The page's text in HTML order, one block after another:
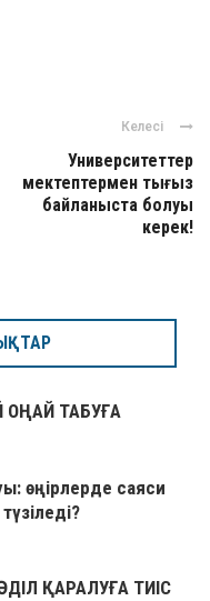
Келесі
Университеттер
мектептермен тығыз
байланыста болуы
керек!
ОҢАЙ ТАБУҒА
өңірлерде саяси
ҚАРАЛУҒА ТИІС